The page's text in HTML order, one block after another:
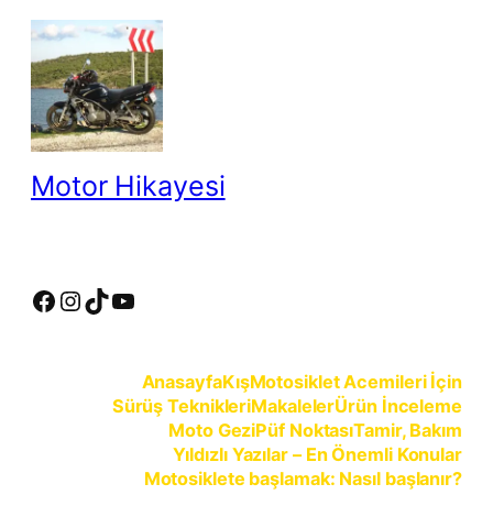
İçeriğe
Motor Hikayesi
Facebook InstagramTikTok YouTube
AnasayfaKışMotosiklet Acemileri İçin
Sürüş TeknikleriMakalelerÜrün İnceleme
Moto GeziPüf NoktasıTamir, Bakım
Yıldızlı Yazılar – En Önemli Konular
Motosiklete başlamak: Nasıl başlanır?